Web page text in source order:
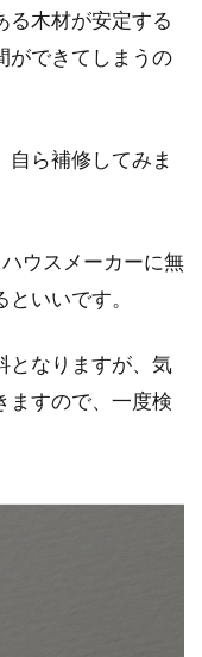
る木材が安定する
ができてしまうの
ら補修してみま
ウスメーカーに無
いいです。
となりますが、気
ますので、一度検